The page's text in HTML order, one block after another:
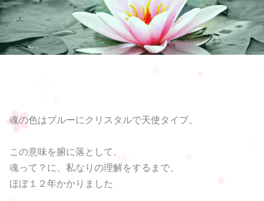
魂の色はブルーにクリスタルで天使タイプ。
この意味を腑に落として、
魂って？に、私なりの理解をするまで、
ほぼ１２年かかりました